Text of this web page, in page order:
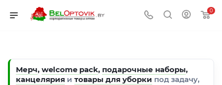
0
Мерч, welcome pack, подарочные наборы,
канцелярия и товары для уборки под задачу,